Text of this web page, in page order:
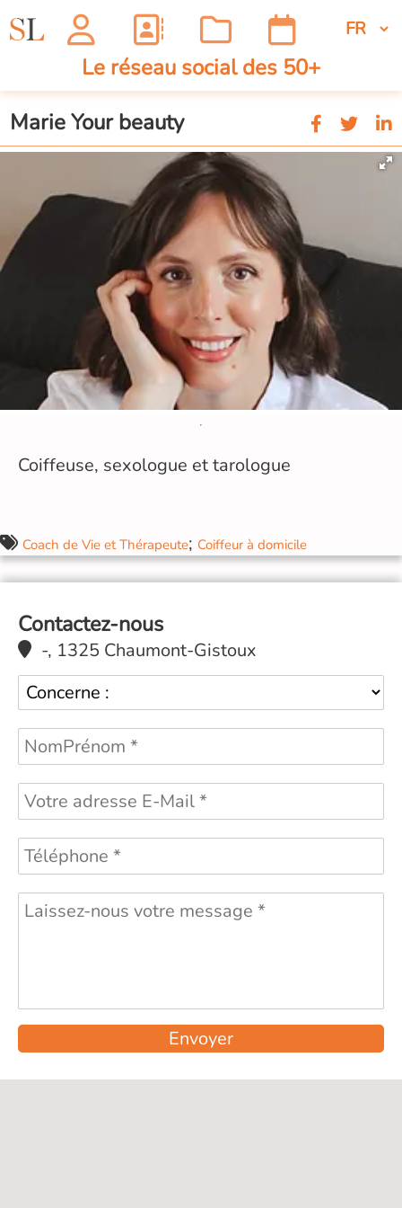
Le réseau social des 50+
Marie Your beauty
Coiffeuse, sexologue et tarologue
Coach de Vie et Thérapeute; Coiffeur à domicile
Contactez-nous
-, 1325 Chaumont-Gistoux
Envoyer